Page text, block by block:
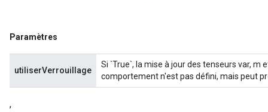
Paramètres
utiliserVerrouillage
Si `True`, la mise à jour des tenseurs var, m
comportement n'est pas défini, mais peut
,